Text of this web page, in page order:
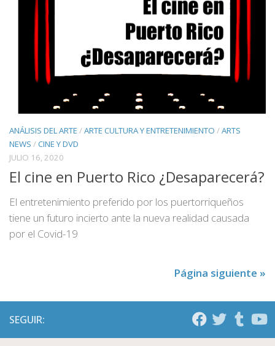
ANÁLISIS DEL ARTE /ARTE CULTURA Y ENTRETENIMIENTO /ARTS
NEWS /CINE Y DVD
JULIO 16, 2020
El cine en Puerto Rico ¿Desaparecerá?
El entretenimiento preferido por los puertorriqueños
tiene un futuro incierto ante la nueva realidad causada
por el Covid-19
Página siguiente »
SEGUIR: